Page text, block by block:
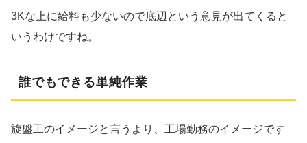
3Kな上に給料も少ないので底辺という意見が出てくると
いうわけですね。
誰でもできる単純作業
旋盤工のイメージと言うより、工場勤務のイメージです